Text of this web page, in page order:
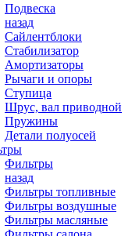
Подвеска
назад
Сайлентблоки
Стабилизатор
Амортизаторы
Рычаги и опоры
Ступица
Шрус, вал приводной
Пружины
Детали полуосей
Фильтры
назад
Фильтры топливные
Фильтры воздушные
Фильтры масляные